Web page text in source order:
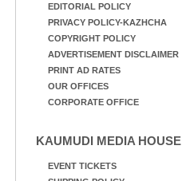
EDITORIAL POLICY
PRIVACY POLICY-KAZHCHA
COPYRIGHT POLICY
ADVERTISEMENT DISCLAIMER
PRINT AD RATES
OUR OFFICES
CORPORATE OFFICE
KAUMUDI MEDIA HOUSE
EVENT TICKETS